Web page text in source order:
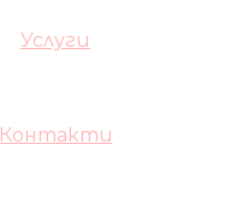
Услуги
Контакти